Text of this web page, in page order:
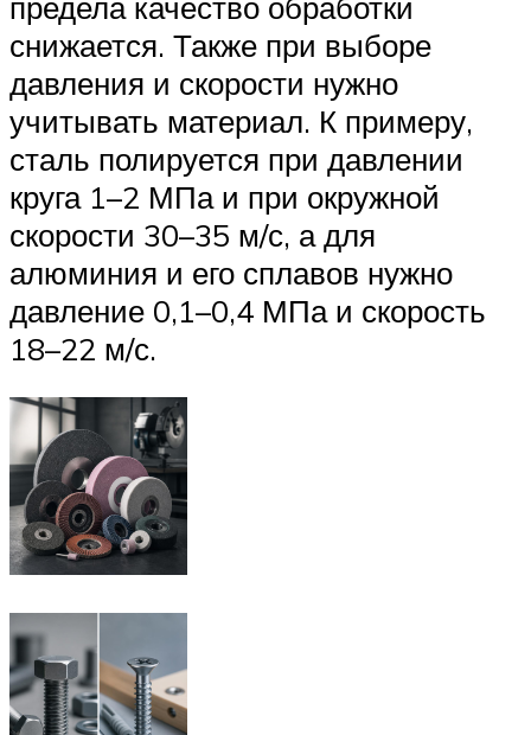
снижается. Также при выборе
давления и скорости нужно
учитывать материал. К примеру,
сталь полируется при давлении
круга 1–2 МПа и при окружной
скорости 30–35 м/с, а для
алюминия и его сплавов нужно
давление 0,1–0,4 МПа и скорость
18–22 м/с.